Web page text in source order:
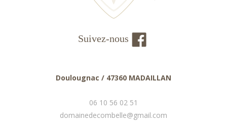
Suivez-nous
Doulougnac / 47360 MADAILLAN
06 10 56 02 51
domainedecombelle@gmail.com